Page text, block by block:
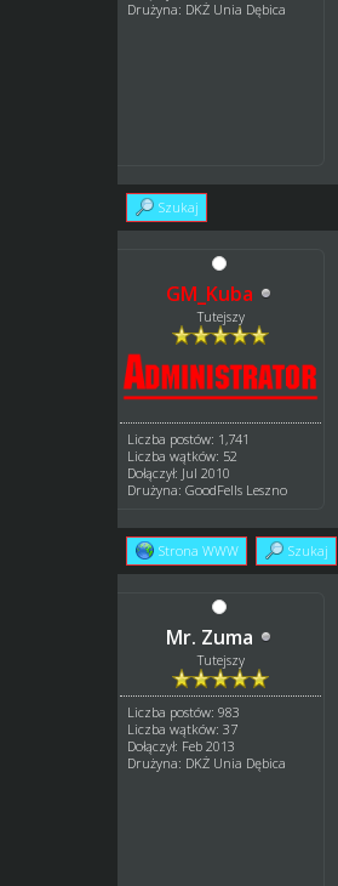
Drużyna: DKŻ Unia Dębica
Szukaj
GM_Kuba
Tutejszy
Liczba postów: 1,741
Liczba wątków: 52
Dołączył: Jul 2010
Drużyna: GoodFells Leszno
Strona WWW Szukaj
Mr. Zuma
Tutejszy
Liczba postów: 983
Liczba wątków: 37
Dołączył: Feb 2013
Drużyna: DKŻ Unia Dębica